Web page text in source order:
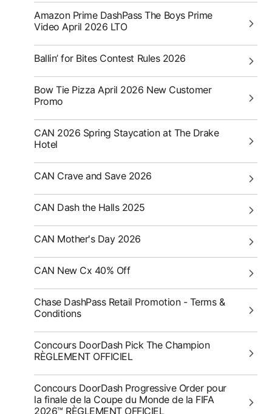
Amazon Prime DashPass The Boys Prime
Video April 2026 LTO
Ballin’ for Bites Contest Rules 2026
Bow Tie Pizza April 2026 New Customer
Promo
CAN 2026 Spring Staycation at The Drake
Hotel
CAN Crave and Save 2026
CAN Dash the Halls 2025
CAN Mother's Day 2026
CAN New Cx 40% Off
Chase DashPass Retail Promotion - Terms &
Conditions
Concours DoorDash Pick The Champion
RÈGLEMENT OFFICIEL
Concours DoorDash Progressive Order pour
la finale de la Coupe du Monde de la FIFA
2026™ RÈGLEMENT OFFICIEL